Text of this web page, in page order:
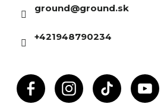
ground@ground.sk
+421948790234